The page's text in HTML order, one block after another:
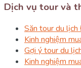
Dịch vụ tour và
Săn tour du
Kinh nghiệm
Gợi ý tour du
Kinh nghiệm